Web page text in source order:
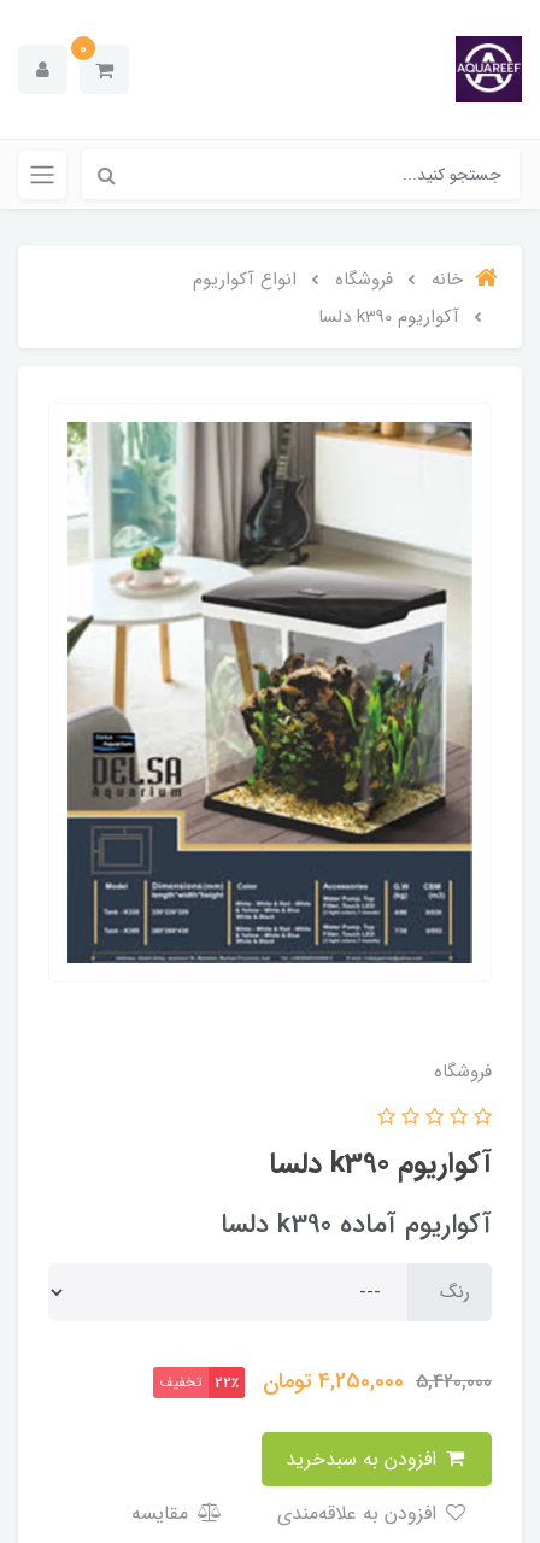
0
خانه فروشگاه
انواع آکواریوم
آکواریوم k390 دلسا
فروشگاه
آکواریوم k390 دلسا
آکواریوم آماده k390 دلسا
رنگ
5,420,000
4,250,000تومان 22٪ تخفیف
مقایسه